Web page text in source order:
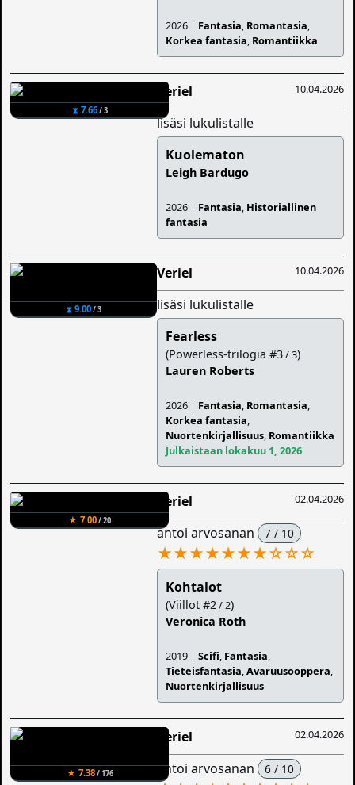
2026 | Fantasia, Romantasia,
Korkea fantasia, Romantiikka
⧗ 7.66/ 3
10.04.2026
Veriel
lisäsi lukulistalle
Kuolematon
Leigh Bardugo
2026 | Fantasia, Historiallinen
fantasia
⧗ 9.00/ 3
10.04.2026
Veriel
lisäsi lukulistalle
Fearless
(Powerless-trilogia #3/ 3)
Lauren Roberts
2026 | Fantasia, Romantasia,
Korkea fantasia,
Nuortenkirjallisuus, Romantiikka
Julkaistaan lokakuu 1, 2026
★ 7.00/ 20
02.04.2026
Veriel
antoi arvosanan 7 / 10
★★★★★★★☆☆☆
Kohtalot
(Viillot #2/ 2)
Veronica Roth
2019 |Scifi, Fantasia,
Tieteisfantasia,Avaruusooppera,
Nuortenkirjallisuus
★ 7.38/ 176
02.04.2026
Veriel
antoi arvosanan 6 / 10